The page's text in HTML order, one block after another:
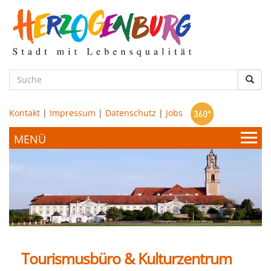
zum
Hauptinhalt
Kontakt | Impressum | Datenschutz | Jobs
Stadtamt
Politik
Leben & Wohnen
Tourismusbüro & Kulturzentrum